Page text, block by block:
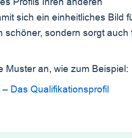
sich ein einheitliches Bild
schöner, sondern sorgt auch
Muster an, wie zum Beispiel:
Das Qualifikationsprofil